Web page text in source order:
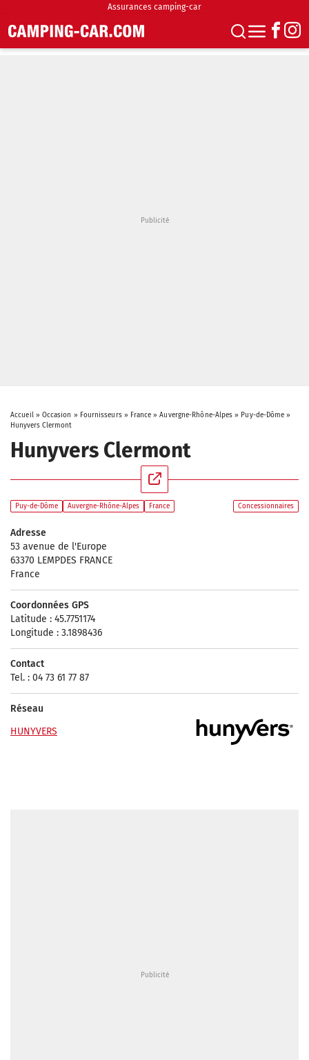
Assurances camping-car
Accueil» Occasion » Fournisseurs» France »Auvergne-Rhône-Alpes » Puy-de-Dôme »
Hunyvers Clermont
Hunyvers Clermont
Puy-de-Dôme Auvergne-Rhône-Alpes France Concessionnaires
Adresse
53 avenue de l'Europe
63370 LEMPDES FRANCE
France
Coordonnées GPS
Latitude : 45.7751174
Longitude : 3.1898436
Contact
Tel. : 04 73 61 77 87
Réseau
HUNYVERS